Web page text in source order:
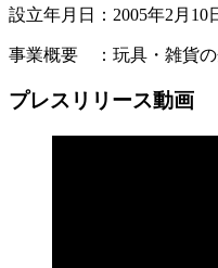
設立年月日：2005年2月10
事業概要 ：玩具・雑貨の
プレスリリース動画